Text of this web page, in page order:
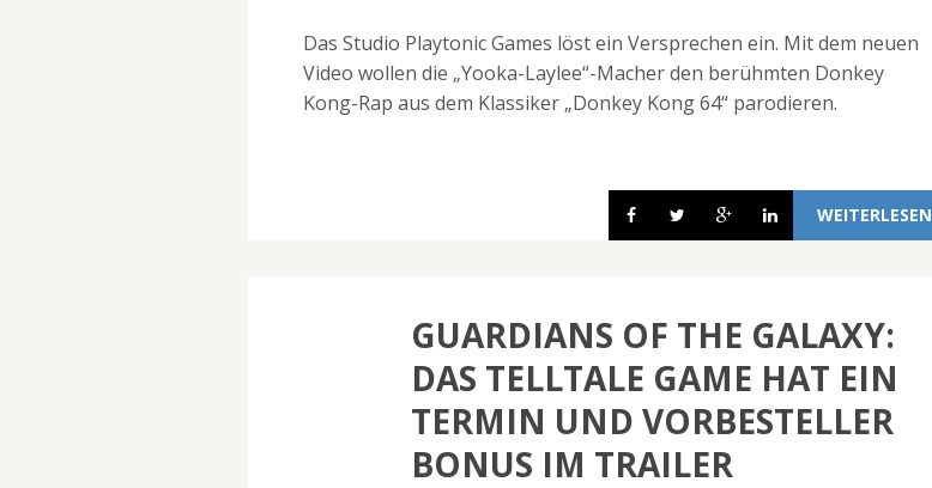
Das Studio Playtonic Games löst ein Versprechen ein. Mit dem neuen
Video wollen die „Yooka-Laylee“-Macher den berühmten Donkey
Kong-Rap aus dem Klassiker „Donkey Kong 64“ parodieren.
WEITERLESEN
GUARDIANS OF THE GALAXY:
DAS TELLTALE GAME HAT EIN
TERMIN UND VORBESTELLER
BONUS IM TRAILER